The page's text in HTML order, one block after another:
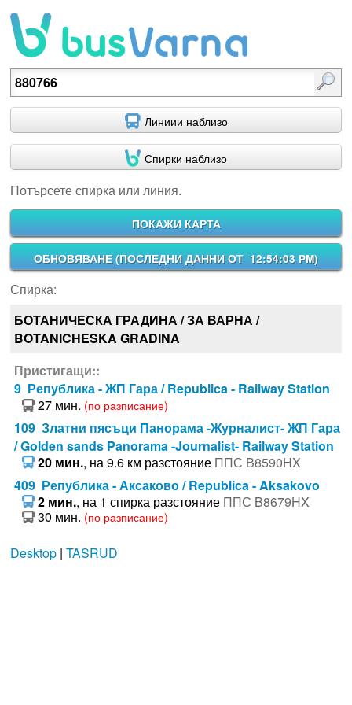
Потърсете спирка или линия.
Линиии наблизо
Спирки наблизо
Потърсете спирка или линия.
ПОКАЖИ КАРТА
ОБНОВЯВАНЕ (ПОСЛЕДНИ ДАННИ ОТ 12:54:03 PM)
Спирка:
БОТАНИЧЕСКА ГРАДИНА / ЗА ВАРНА /
BOTANICHESKA GRADINA
Пристигащи::
9 Република - ЖП Гара / Republica - Railway Station
27 мин. (по разписание)
109 Златни пясъци Панорама -Журналист- ЖП Гара
/ Golden sands Panorama -Journalist- Railway Station
20 мин., на 9.6 км разстояние ППС B8590HX
409 Република - Аксаково / Republica - Aksakovo
2 мин., на 1 спирка разстояние ППС B8679HX
30 мин. (по разписание)
Desktop| TASRUD